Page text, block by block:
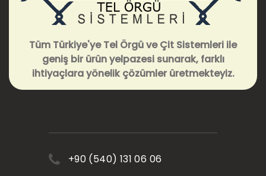
Tüm Türkiye'ye Tel Örgü ve Çit Sistemleri ile
geniş bir ürün yelpazesi sunarak, farklı
ihtiyaçlara yönelik çözümler üretmekteyiz.
+90 (540) 131 06 06